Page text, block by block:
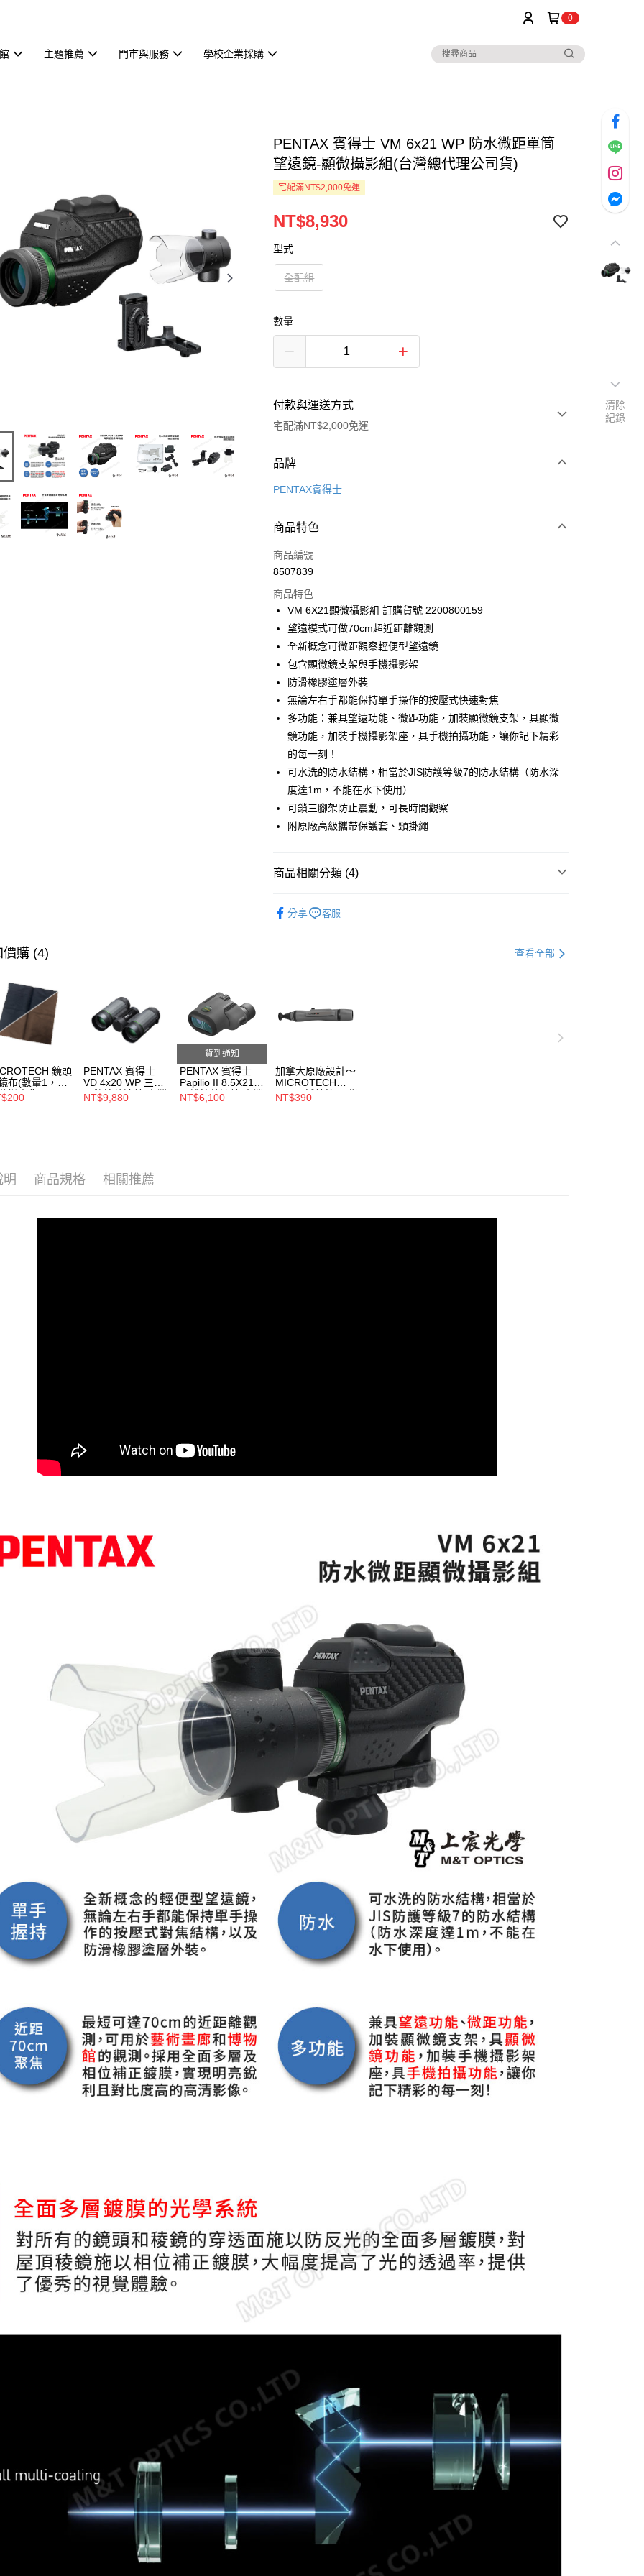
0
主題推薦 門市與服務 學校企業採購
PENTAX 賓得士 VM 6x21 WP 防水微距單筒
望遠鏡-顯微攝影組(台灣總代理公司貨)
宅配滿NT$2,000免運
NT$8,930
型式
全配組
數量
付款與運送方式
宅配滿NT$2,000免運
付款方式
信用卡一次付款
ATM付款
運送方式
郵寄到府(台灣本島適用)
每筆NT$100，滿NT$2,000(含以上)免運費
台灣離島寄送(基本運費100元+離島加收80元)
每筆NT$180，滿NT$2,000(含以上)免運費
品牌
PENTAX賓得士
商品特色
商品編號
8507839
商品特色
VM 6X21顯微攝影組 訂購貨號 2200800159
望遠模式可做70cm超近距離觀測
全新概念可微距觀察輕便型望遠鏡
包含顯微鏡支架與手機攝影架
防滑橡膠塗層外裝
無論左右手都能保持單手操作的按壓式快速對焦
多功能：兼具望遠功能、微距功能，加裝顯微鏡支架，具顯微
鏡功能，加裝手機攝影架座，具手機拍攝功能，讓你記下精彩
的每一刻！
可水洗的防水結構，相當於JIS防護等級7的防水結構（防水深
度達1m，不能在水下使用）
可鎖三腳架防止震動，可長時間觀察
附原廠高級攜帶保護套、頸掛繩
商品相關分類 (4)
分享 客服
價購 (4) 查看全部
鏡頭
布(數量1，顏
機出貨)
PENTAX 賓得士
VD 4x20 WP 三合
一雙筒望遠鏡(台灣
總代理公司貨)
NT$9,880
貨到通知
PENTAX 賓得士
Papilio II 8.5X21微
距雙筒望遠鏡(台灣
總代理公司貨)
NT$6,100
加拿大原廠設計～
MICROTECH
LMT-1拭鏡筆(顯微
鏡.望遠鏡.光學專
NT$390
明 商品規格 相關推薦
清除
紀錄